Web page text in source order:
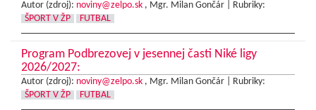
Autor (zdroj): noviny@zelpo.sk , Mgr. Milan Gončár |
Rubriky:
ŠPORT V ŽP
FUTBAL
Program Podbrezovej v jesennej časti Niké ligy
2026/2027:
Autor (zdroj): noviny@zelpo.sk , Mgr. Milan Gončár |
Rubriky:
ŠPORT V ŽP
FUTBAL